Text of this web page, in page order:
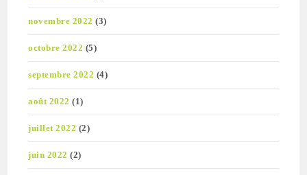
novembre 2022 (3)
octobre 2022 (5)
septembre 2022 (4)
août 2022 (1)
juillet 2022 (2)
juin 2022 (2)